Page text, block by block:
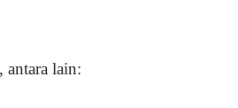
antara lain: